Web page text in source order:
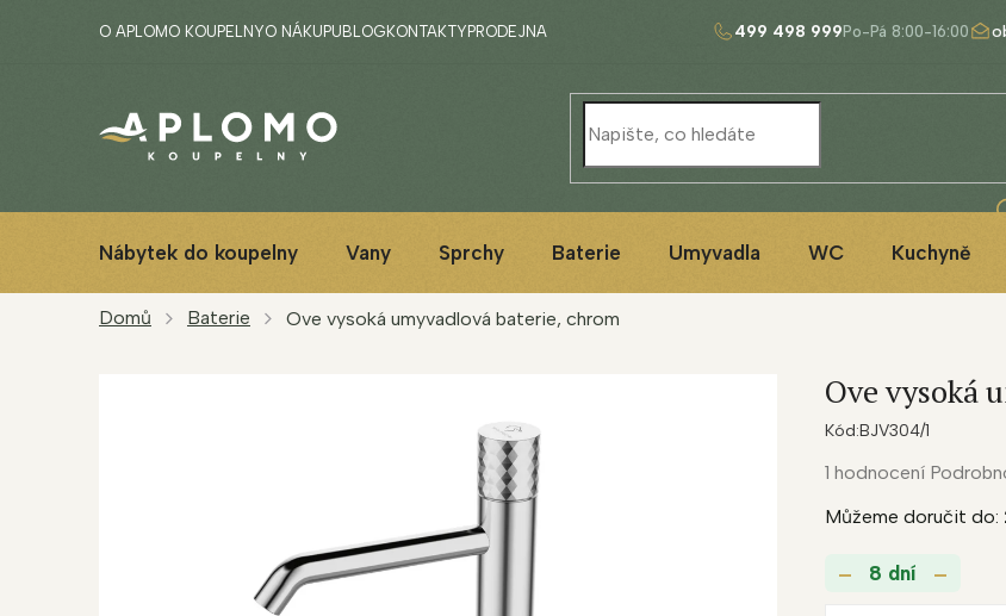
499 498 999
O APLOMO KOUPELNYO NÁKUPU BLOG KONTAKTY PRODEJNA
Nábytek do koupelny Vany Sprchy Baterie Umyvadla WC Kuchyně
Domů Baterie Ove vysoká umyvadlová baterie, chrom
8 dní
Můžeme doručit do:
Ove vysoká
Kód:BJV304/1
Průměrné
produktu
5,0
1 hodnocení